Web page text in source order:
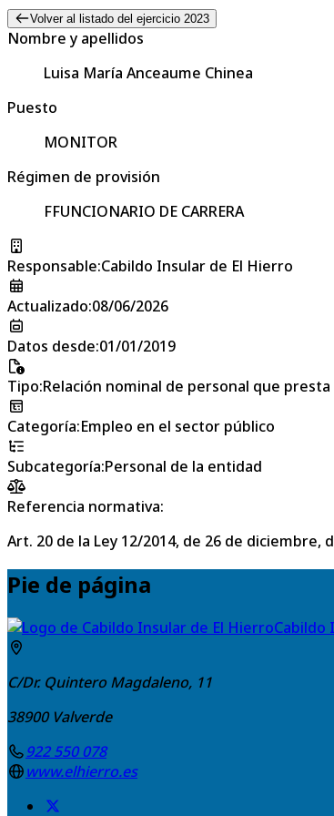
Volver al listado del ejercicio 2023
Nombre y apellidos
Luisa María Anceaume Chinea
Puesto
MONITOR
Régimen de provisión
FFUNCIONARIO DE CARRERA
Responsable:Cabildo Insular de El Hierro
Actualizado:08/06/2026
Datos desde:01/01/2019
Tipo:Relación nominal de personal que presta
Categoría:Empleo en el sector público
Subcategoría:Personal de la entidad
Referencia normativa:
Art. 20 de la Ley 12/2014, de 26 de
Pie de página
Cabildo
C/Dr. Quintero Magdaleno, 11
38900 Valverde
922 550 078
www.elhierro.es